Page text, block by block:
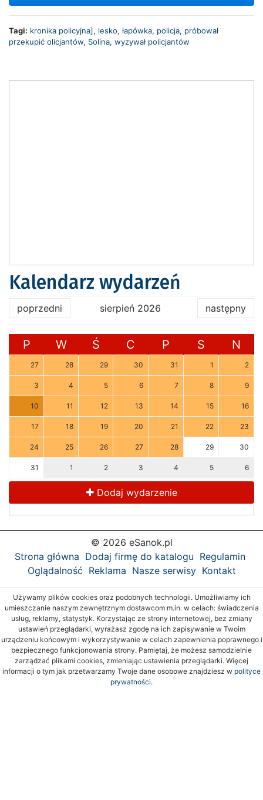
Tagi: kronika policyjna], lesko, łapówka, policja, próbował
przekupić olicjantów, Solina, wyzywał policjantów
Kalendarz wydarzeń
poprzedni sierpień 2026 następny
P W Ś C P S N
27 28 29 30 31 1 2
3 4 5 6 7 8 9
10 11 12 13 14 15 16
17 18 19 20 21 22 23
24 25 26 27 28 29 30
31 1 2 3 4 5 6
Dodaj wydarzenie
© 2026 eSanok.pl
Strona główna Dodaj firmę do katalogu Regulamin
Oglądalność Reklama Nasze serwisy Kontakt
Używamy plików cookies oraz podobnych technologii. Umożliwiamy ich
umieszczanie naszym zewnętrznym dostawcom m.in. w celach: świadczenia
usług, reklamy, statystyk. Korzystając ze strony internetowej, bez zmiany
ustawień przeglądarki, wyrażasz zgodę na ich zapisywanie w Twoim
urządzeniu końcowym i wykorzystywanie w celach zapewnienia poprawnego i
bezpiecznego funkcjonowania strony. Pamiętaj, że możesz samodzielnie
zarządzać plikami cookies, zmieniając ustawienia przeglądarki. Więcej
informacji o tym jak przetwarzamy Twoje dane osobowe znajdziesz w polityce
prywatności.